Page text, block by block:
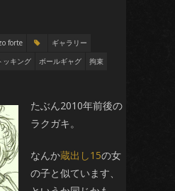
がん ば
forte
ギャラリー
ッキング ボールギャグ
拘束
たぶん2010年前後の
ラクガキ。
なんか蔵出し15の女
の子と似ています、